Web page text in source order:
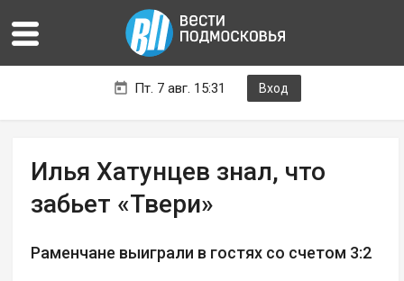
Пт. 7 авг. 15:31 Вход
Илья Хатунцев знал, что
забьет «Твери»
Раменчане выиграли в гостях со счетом 3:2